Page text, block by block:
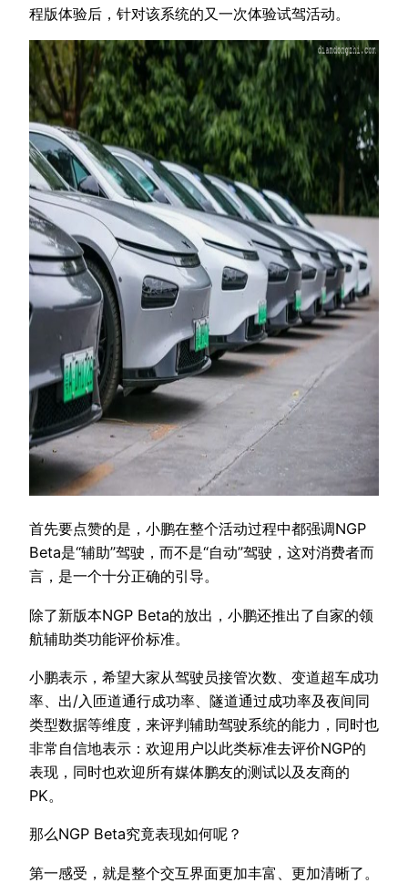
程版体验后，针对该系统的又一次体验试驾活动。
首先要点赞的是，小鹏在整个活动过程中都强调NGP
Beta是“辅助”驾驶，而不是“自动”驾驶，这对消费者而
言，是一个十分正确的引导。
除了新版本NGP Beta的放出，小鹏还推出了自家的领
航辅助类功能评价标准。
小鹏表示，希望大家从驾驶员接管次数、变道超车成功
率、出/入匝道通行成功率、隧道通过成功率及夜间同
类型数据等维度，来评判辅助驾驶系统的能力，同时也
非常自信地表示：欢迎用户以此类标准去评价NGP的
表现，同时也欢迎所有媒体鹏友的测试以及友商的
PK。
那么NGP Beta究竟表现如何呢？
第一感受，就是整个交互界面更加丰富、更加清晰了。